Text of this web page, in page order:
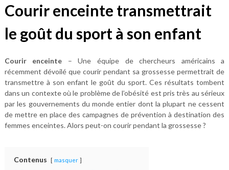
Courir enceinte transmettrait
le goût du sport à son enfant
Courir enceinte – Une équipe de chercheurs américains a
récemment dévoilé que courir pendant sa grossesse permettrait de
transmettre à son enfant le goût du sport. Ces résultats tombent
dans un contexte où le problème de l’obésité est pris très au sérieux
par les gouvernements du monde entier dont la plupart ne cessent
de mettre en place des campagnes de prévention à destination des
femmes enceintes. Alors peut-on courir pendant la grossesse ?
Contenus masquer